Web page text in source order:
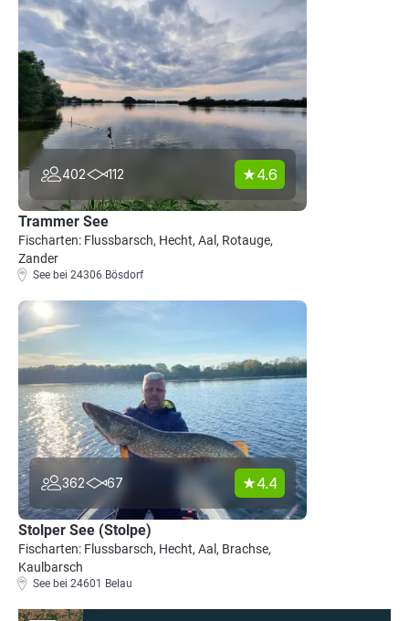
402 112 4.6
Trammer See
Fischarten: Flussbarsch, Hecht, Aal, Rotauge,
Zander
See bei 24306 Bösdorf
362 67 4.4
Stolper See (Stolpe)
Fischarten: Flussbarsch, Hecht, Aal, Brachse,
Kaulbarsch
See bei 24601 Belau